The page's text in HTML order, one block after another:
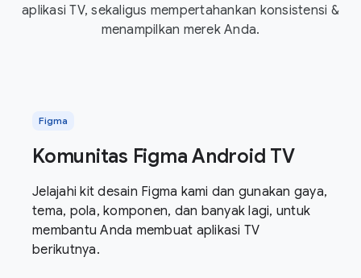
aplikasi TV, sekaligus mempertahankan konsistensi &
menampilkan merek Anda.
Figma
Komunitas Figma Android TV
Jelajahi kit desain Figma kami dan gunakan gaya,
tema, pola, komponen, dan banyak lagi, untuk
membantu Anda membuat aplikasi TV
berikutnya.